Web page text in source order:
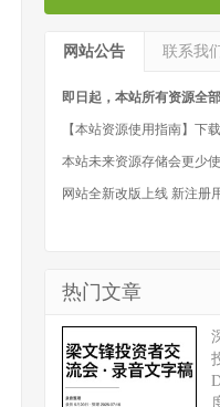
网站公告 联系我
即日起，本站所有资源全
【本站资源使用指南】下载
本站未来资源存储会更少
网站全新改版上线 新注册
热门文章